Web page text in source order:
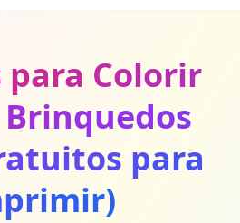
para Colorir
para